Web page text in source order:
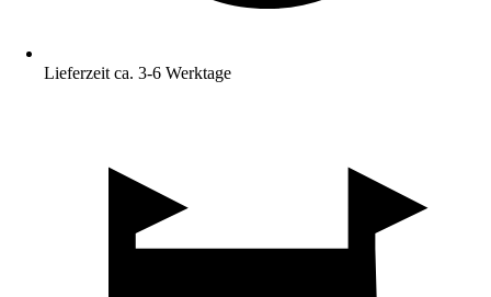
Lieferzeit ca. 3-6 Werktage